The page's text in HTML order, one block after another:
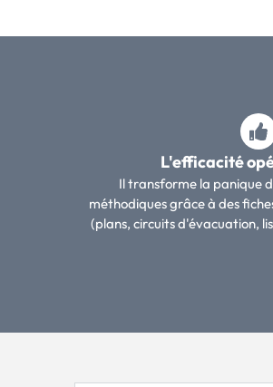
L'efficacité
Il transforme la panique
méthodiques grâce à des
(plans, circuits d'évacuation,